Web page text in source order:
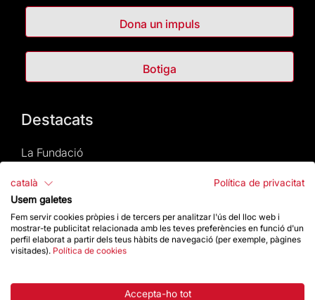
Dona un impuls
Botiga
Destacats
La Fundació
Preguntes freqüents
Atenció al Visitant
Normativa i condicions de compra
Notícies i Actualitat
català
Política de privacitat
Usem galetes
Fem servir cookies pròpies i de tercers per analitzar l'ús del lloc web i
mostrar-te publicitat relacionada amb les teves preferències en funció d'un
perfil elaborat a partir dels teus hàbits de navegació (per exemple, pàgines
visitades). Política de cookies
Accepta-ho tot